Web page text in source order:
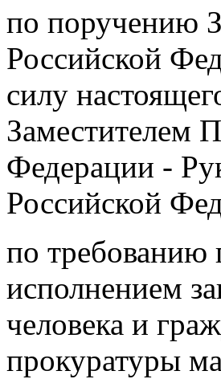
по поручению
Российской
силу
Заместителем
Федерации -
Российской
по требованию
исполнением
человека и
прокуратуры